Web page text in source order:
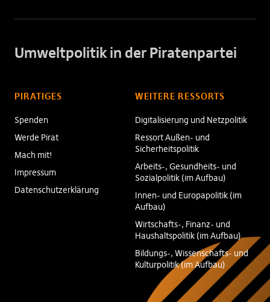
Umweltpolitik in der Piratenpartei
PIRATIGES
Spenden
Werde Pirat
Mach mit!
Impressum
Datenschutzerklärung
WEITERE RESSORTS
Digitalisierung und Netzpolitik
Ressort Außen- und
Sicherheitspolitik
Arbeits-, Gesundheits- und
Sozialpolitik (im Aufbau)
Innen- und Europapolitik (im
Aufbau)
Wirtschafts-, Finanz- und
Haushaltspolitik (im Aufbau)
Bildungs-, Wissenschafts- und
Kulturpolitik (im Aufbau)